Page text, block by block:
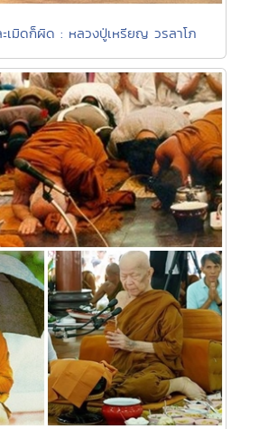
เมิดก็ผิด : หลวงปู่เหรียญ วรลาโภ